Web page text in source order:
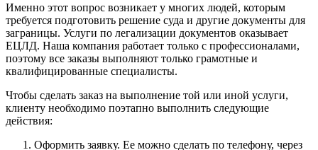
Именно этот вопрос возникает у многих людей, которым
требуется подготовить решение суда и другие документы для
заграницы. Услуги по легализации документов оказывает
ЕЦЛД. Наша компания работает только с профессионалами,
поэтому все заказы выполняют только грамотные и
квалифицированные специалисты.
Чтобы сделать заказ на выполнение той или иной услуги,
клиенту необходимо поэтапно выполнить следующие
действия:
Оформить заявку. Ее можно сделать по телефону, через